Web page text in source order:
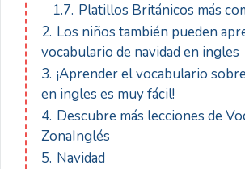
1.7. Platillos Británicos más
2. Los niños también pueden
vocabulario de navidad en ingles
3. ¡Aprender el vocabulario
en ingles es muy fácil!
4. Descubre más lecciones de
ZonaInglés
5. Navidad